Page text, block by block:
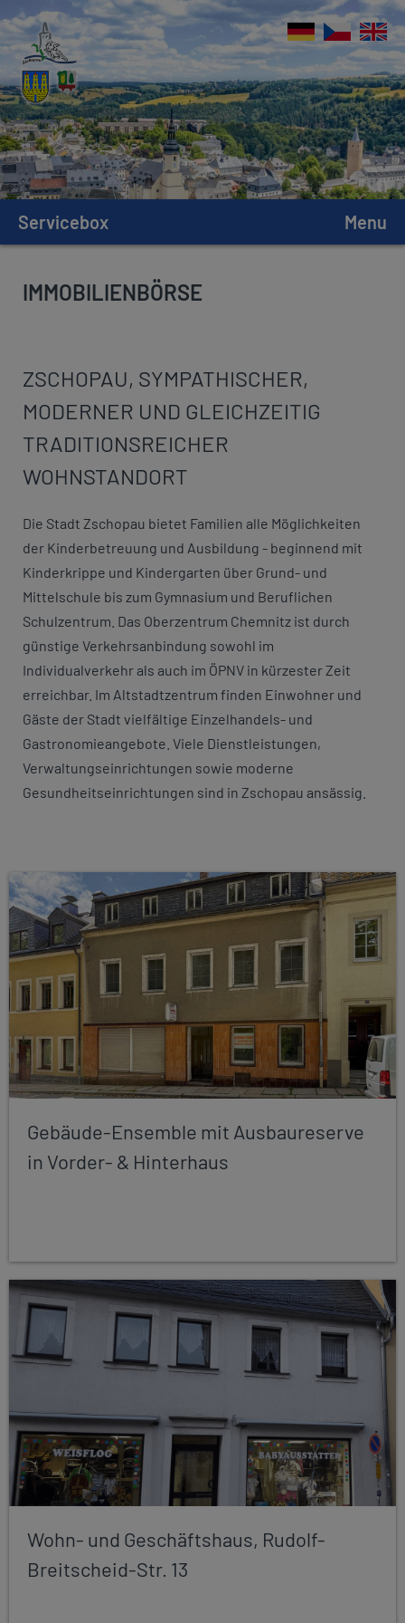
Servicebox Menu
IMMOBILIENBÖRSE
ZSCHOPAU, SYMPATHISCHER,
MODERNER UND GLEICHZEITIG
TRADITIONSREICHER
WOHNSTANDORT
Die Stadt Zschopau bietet Familien alle Möglichkeiten
der Kinderbetreuung und Ausbildung - beginnend mit
Kinderkrippe und Kindergarten über Grund- und
Mittelschule bis zum Gymnasium und Beruflichen
Schulzentrum. Das Oberzentrum Chemnitz ist durch
günstige Verkehrsanbindung sowohl im
Individualverkehr als auch im ÖPNV in kürzester Zeit
erreichbar. Im Altstadtzentrum finden Einwohner und
Gäste der Stadt vielfältige Einzelhandels- und
Gastronomieangebote. Viele Dienstleistungen,
Verwaltungseinrichtungen sowie moderne
Gesundheitseinrichtungen sind in Zschopau ansässig.
Gebäude-Ensemble mit Ausbaureserve
in Vorder- & Hinterhaus
Wohn- und Geschäftshaus, Rudolf-
Breitscheid-Str. 13